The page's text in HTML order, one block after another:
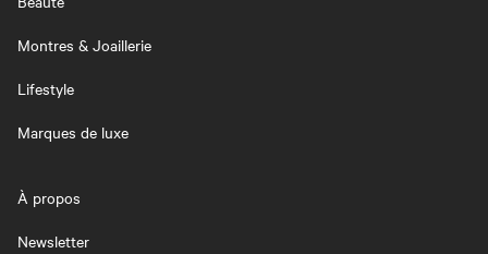
Montres & Joaillerie
Lifestyle
Marques de luxe
À propos
Newsletter